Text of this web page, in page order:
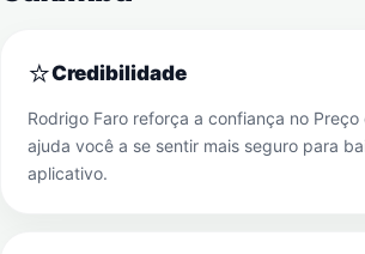
⭐Credibilidade
Rodrigo Faro reforça a confiança no Preço
ajuda você a se sentir mais seguro para
aplicativo.